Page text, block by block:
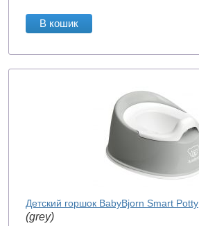
В кошик
Детский горшок BabyBjorn Smart Potty
(grey)